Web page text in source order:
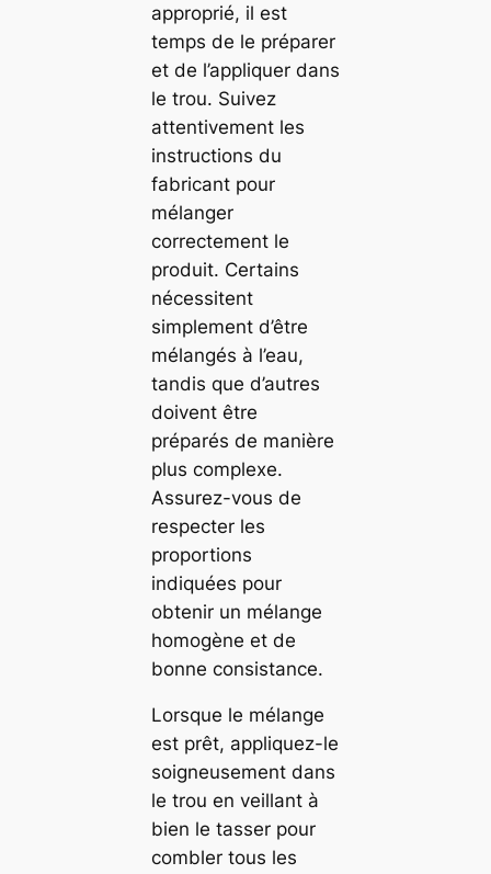
approprié, il est
temps de le préparer
et de l’appliquer dans
le trou. Suivez
attentivement les
instructions du
fabricant pour
mélanger
correctement le
produit. Certains
nécessitent
simplement d’être
mélangés à l’eau,
tandis que d’autres
doivent être
préparés de manière
plus complexe.
Assurez-vous de
respecter les
proportions
indiquées pour
obtenir un mélange
homogène et de
bonne consistance.
Lorsque le mélange
est prêt, appliquez-le
soigneusement dans
le trou en veillant à
bien le tasser pour
combler tous les